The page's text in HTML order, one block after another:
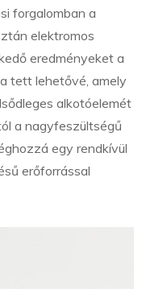
forgalomban a
elektromos
eredményeket a
tett lehetővé, amely
alkotóelemét
a nagyfeszültségű
egy rendkívül
erőforrással